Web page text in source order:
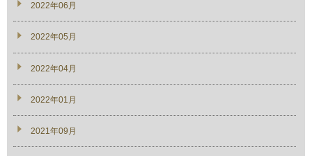
2022年06月
2022年05月
2022年04月
2022年01月
2021年09月